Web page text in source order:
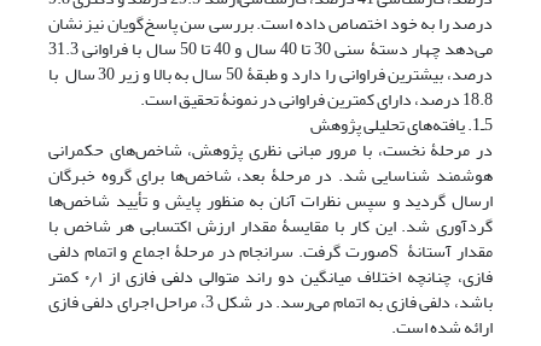
درصد را به خود اختصاص داده ‌است. بررسی سن پاسخ‌گویان نیز نشان
می‌دهد چهار دستۀ سنی 30 تا 40 سال و 40 تا 50 سال با فراوانی 31.3
درصد، بیشترین فراوانی را دارد و طبقۀ 50 سال به بالا و زیر 30 سال با
18.8 درصد، دارای کمترین فراوانی در نمونۀ تحقیق است.
5ـ1. یافته‌های تحلیلی پژوهش
در مرحلۀ نخست، با مرور مبانی نظری پژوهش، شاخص‌های حکمرانی
هوشمند شناسایی شد. در مرحلۀ بعد، شاخص‌ها برای گروه خبرگان
ارسال گردید و سپس نظرات آنان به منظور پایش و تأیید شاخص‌ها
گردآوری شد. این کار با مقایسۀ مقدار ارزش اکتسابی هر شاخص با
مقدار آستانۀ Sصورت گرفت. سرانجام در مرحلۀ اجماع و اتمام دلفی
فازی، چنانچه اختلاف میانگین دو راند متوالی دلفی فازی از ۰٫۱ کمتر
باشد، دلفی فازی به اتمام می‌رسد. در شکل 3، مراحل اجرای دلفی فازی
ارائه شده است.